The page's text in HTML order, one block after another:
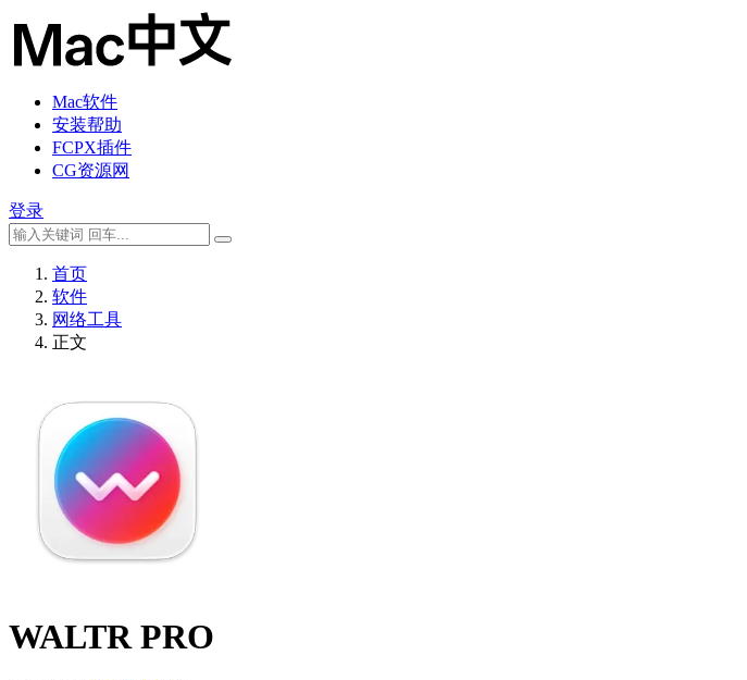
Mac软件
安装帮助
FCPX插件
CG资源网
登录
首页
软件
网络工具
正文
WALTR PRO